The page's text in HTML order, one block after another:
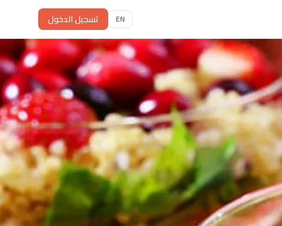
EN تسجيل الدخول